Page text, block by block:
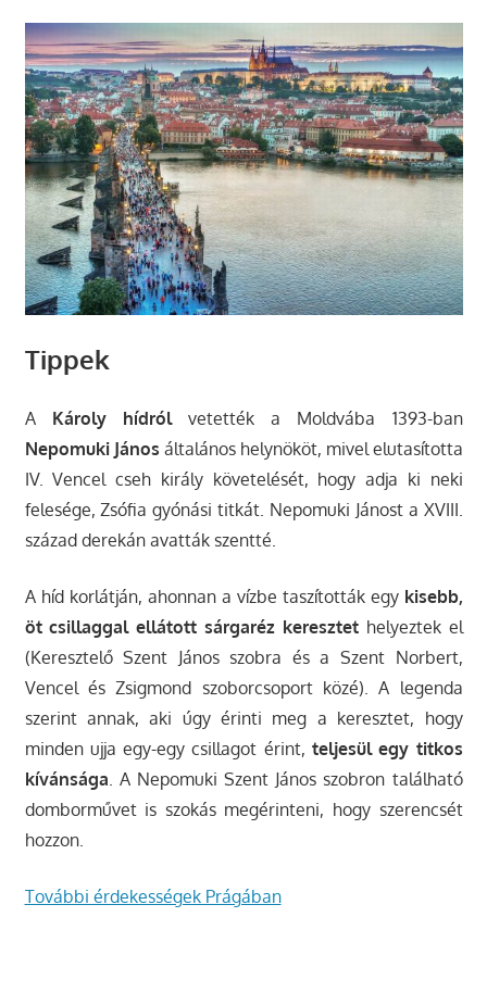
Tippek
A Károly hídrólvetették a Moldvába 1393-ban
Nepomuki János általános helynököt, mivel elutasította
IV. Vencel cseh király követelését, hogy adja ki neki
felesége, Zsófia gyónási titkát. Nepomuki Jánost a XVIII.
század derekán avatták szentté.
A híd korlátján, ahonnan a vízbe taszították egy kisebb,
öt csillaggal ellátott sárgaréz keresztethelyeztek el
(Keresztelő Szent János szobra és a Szent Norbert,
Vencel és Zsigmond szoborcsoport közé). A legenda
szerint annak, aki úgy érinti meg a keresztet, hogy
minden ujja egy-egy csillagot érint, teljesül egy titkos
kívánsága. A Nepomuki Szent János szobron található
domborművet is szokás megérinteni, hogy szerencsét
hozzon.
További érdekességek Prágában